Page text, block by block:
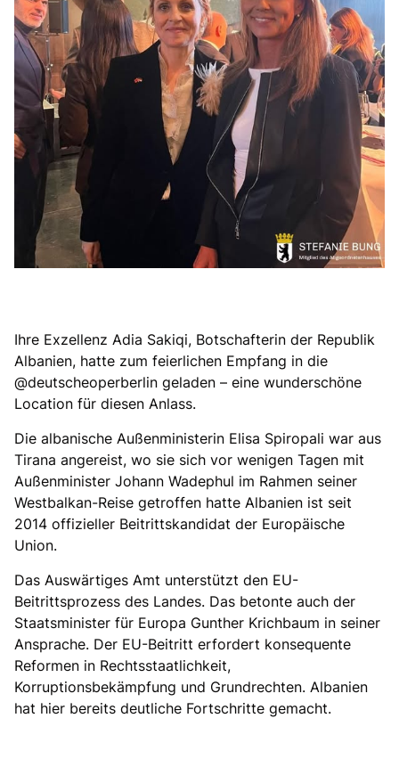
Ihre Exzellenz Adia Sakiqi, Botschafterin der Republik
Albanien, hatte zum feierlichen Empfang in die
@deutscheoperberlin geladen – eine wunderschöne
Location für diesen Anlass.
Die albanische Außenministerin Elisa Spiropali war aus
Tirana angereist, wo sie sich vor wenigen Tagen mit
Außenminister Johann Wadephul im Rahmen seiner
Westbalkan-Reise getroffen hatte Albanien ist seit
2014 offizieller Beitrittskandidat der Europäische
Union.
Das Auswärtiges Amt unterstützt den EU-
Beitrittsprozess des Landes. Das betonte auch der
Staatsminister für Europa Gunther Krichbaum in seiner
Ansprache. Der EU-Beitritt erfordert konsequente
Reformen in Rechtsstaatlichkeit,
Korruptionsbekämpfung und Grundrechten. Albanien
hat hier bereits deutliche Fortschritte gemacht.